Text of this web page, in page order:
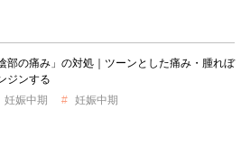
部の痛み」の対処｜ツーンとした痛み・腫れぼ
ジンする
妊娠中期 妊娠中期